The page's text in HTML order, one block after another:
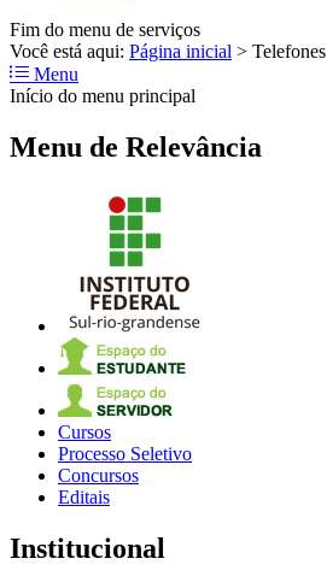
Fim do menu de serviços
Você está aqui: Página inicial > Telefones
Menu
Início do menu principal
Menu de Relevância
Cursos
Processo Seletivo
Concursos
Editais
Institucional